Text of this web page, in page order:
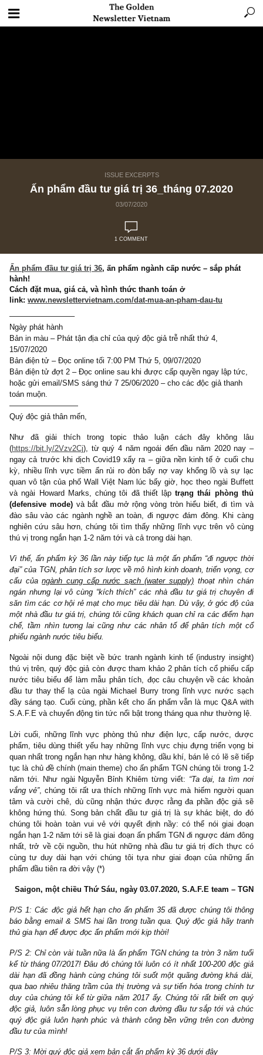
ISSUE EXCERPTS
Ấn phẩm đầu tư giá trị 36_tháng 07.2020
1 COMMENT
Ấn phẩm đầu tư giá trị 36 , ấn phẩm ngành cấp nước – sắp
Cách đặt mua, giá cả, và hình thức thanh toán ở
link: www.newslettervietnam.com/dat-mua-an-pham-dau-tu
————————–
Ngày phát hành
Bản in màu – Phát tận địa chỉ của quý độc giả trễ nhất thứ 4,
15/07/2020
Bản điện tử – Đọc online tối 7:00 PM Thứ 5, 09/07/2020
Bản điện tử đợt 2 – Đọc online sau khi được cấp quyền ngay lập
toán muộn.
—————————
Quý độc giả thân mến,
Như đã giải thích trong topic thảo luận cách đây
( https://bit.ly/2Vzv2Cj ), từ quý 4 năm ngoái đến đầu năm 2020
ngay cả trước khi dịch Covid19 xẩy ra – giữa nền kinh tế ở
kỳ, nhiều lĩnh vực tiềm ẩn rủi ro đòn bẩy nợ vay khổng lồ và
quan vô tận của phố Wall Việt Nam lúc bấy giờ, học theo ngài
(defensive mode)và bắt đầu mở rộng vòng tròn hiểu biết, đi
đào sâu vào các ngành nghề an toàn, đi ngược đám đông. Khi
nghiên cứu sâu hơn, chúng tôi tìm thấy những lĩnh vực trên vô
thú vị trong ngắn hạn 1-2 năm tới và cả trong dài hạn.
Vì thế, ấn phẩm kỳ 36 lần này tiếp tục là một ấn phẩm “đi
đại” của TGN, phân tích sơ lược về mô hình kinh doanh, triển
ngán nhưng lại vô cùng “kích thích” các nhà đầu tư giá trị
săn tìm các cơ hội rẻ mạt cho mục tiêu dài hạn. Dù vậy, ở góc
một nhà đầu tư giá trị, chúng tôi cũng khách quan chỉ ra các
chế, tầm nhìn tương lai cũng như các nhân tố để phân tích
phiếu ngành nước tiêu biểu.
Ngoài nội dung đặc biệt về bức tranh ngành kinh tế (industry
thú vị trên, quý độc giả còn được tham khảo 2 phân tích cổ
nước tiêu biểu để làm mẫu phân tích, đọc câu chuyện về các
đầu tư thay thế lạ của ngài Michael Burry trong lĩnh vực nước
đầy sáng tạo. Cuối cùng, phần kết cho ấn phẩm vẫn là mục
S.A.F.E và chuyển động tin tức nổi bật trong tháng qua như
Lời cuối, những lĩnh vực phòng thủ như điện lực, cấp nước,
phẩm, tiêu dùng thiết yếu hay những lĩnh vực chịu đựng triển
quan nhất trong ngắn hạn như hàng không, dầu khí, bán lẻ có lẽ
tục là chủ đề chính (main theme) cho ấn phẩm TGN chúng tôi
năm tới. Như ngài Nguyễn Bỉnh Khiêm từng viết:
tâm và cười chê, dù cũng nhận thức được rằng đa phần độc
chúng tôi hoàn toàn vui vẻ với quyết định nầy: có thể nói giai
ngắn hạn 1-2 năm tới sẽ là giai đoạn ấn phẩm TGN đi ngược đám
cùng tư duy dài hạn với chúng tôi tựa như giai đoạn của
phẩm đầu tiên ra đời vậy (*)
Saigon, một chiều Thứ Sáu, ngày 03.07.2020, S.A.F.E team –
P/S 1: Các độc giả hết hạn cho ấn phẩm 35 đã được chúng tôi
báo bằng email & SMS hai lần trong tuần qua. Quý độc giả hãy
thủ gia hạn để được đọc ấn phẩm mới kịp thời!